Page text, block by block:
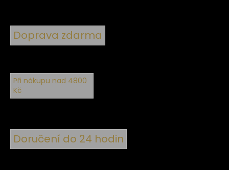
Doprava zdarma
Při nákupu nad 4800
Kč
Doručení do 24 hodin